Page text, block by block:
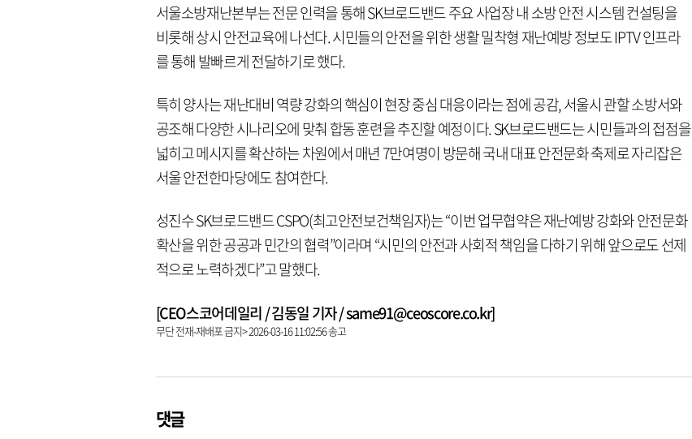
서울소방재난본부는 전문 인력을 통해 SK브로드밴드 주요 사업장 내 소방 안전 시스템 컨설팅을
비롯해 상시 안전교육에 나선다. 시민들의 안전을 위한 생활 밀착형 재난예방 정보도 IPTV 인프라
를 통해 발빠르게 전달하기로 했다.
특히 양사는 재난대비 역량 강화의 핵심이 현장 중심 대응이라는 점에 공감, 서울시 관할 소방서와
공조해 다양한 시나리오에 맞춰 합동 훈련을 추진할 예정이다. SK브로드밴드는 시민들과의 접점을
넓히고 메시지를 확산하는 차원에서 매년 7만여명이 방문해 국내 대표 안전문화 축제로 자리잡은
서울 안전한마당에도 참여한다.
성진수 SK브로드밴드 CSPO(최고안전보건책임자)는 “이번 업무협약은 재난예방 강화와 안전문화
확산을 위한 공공과 민간의 협력”이라며 “시민의 안전과 사회적 책임을 다하기 위해 앞으로도 선제
적으로 노력하겠다”고 말했다.
[CEO스코어데일리 / 김동일 기자 / same91@ceoscore.co.kr]
무단 전재-재배포 금지> 2026-03-16 11:02:56 송고
댓글